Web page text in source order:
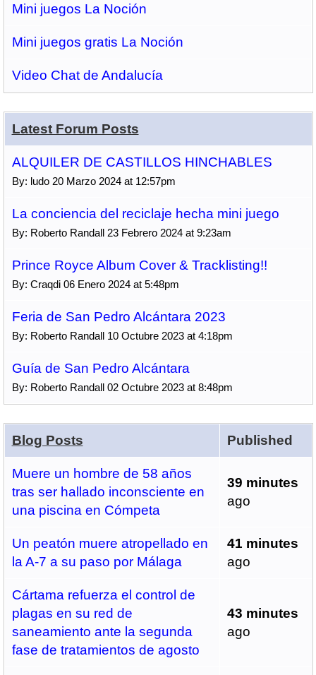
Mini juegos La Noción
Mini juegos gratis La Noción
Video Chat de Andalucía
Latest Forum Posts
ALQUILER DE CASTILLOS HINCHABLES
By: ludo 20 Marzo 2024 at 12:57pm
La conciencia del reciclaje hecha mini juego
By: Roberto Randall 23 Febrero 2024 at 9:23am
Prince Royce Album Cover & Tracklisting!!
By: Craqdi 06 Enero 2024 at 5:48pm
Feria de San Pedro Alcántara 2023
By: Roberto Randall 10 Octubre 2023 at 4:18pm
Guía de San Pedro Alcántara
By: Roberto Randall 02 Octubre 2023 at 8:48pm
Blog Posts Published
Muere un hombre de 58 años
tras ser hallado inconsciente en
una piscina en Cómpeta
39 minutes
ago
Un peatón muere atropellado en
la A-7 a su paso por Málaga
41 minutes
ago
Cártama refuerza el control de
plagas en su red de
saneamiento ante la segunda
fase de tratamientos de agosto
43 minutes
ago